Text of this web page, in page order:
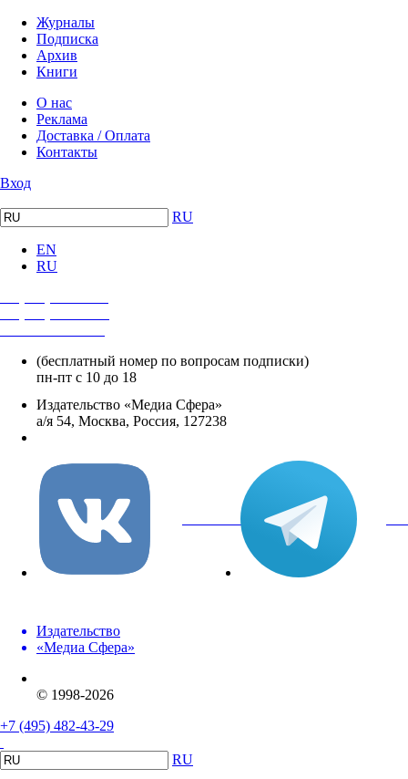
Журналы
Подписка
Архив
Книги
О нас
Реклама
Доставка / Оплата
Контакты
Вход
RU
EN
RU
(бесплатный номер по вопросам подписки)
пн-пт с 10 до 18
Издательство «Медиа Сфера»
а/я 54, Москва, Россия, 127238
вКонтакте
Издательство
«Медиа Сфера»
© 1998-2026
+7 (495) 482-43-29
RU